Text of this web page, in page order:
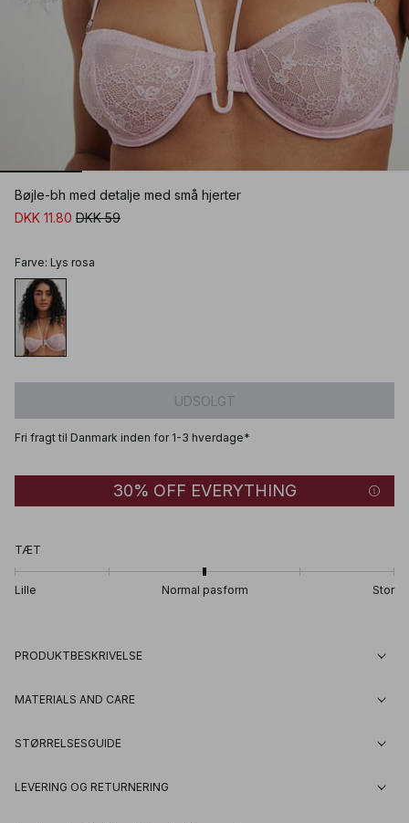
Bøjle-bh med detalje med små hjerter
DKK 11.80 DKK 59
Farve: Lys rosa
UDSOLGT
Fri fragt til Danmark inden for 1-3 hverdage*
30% OFF EVERYTHING
TÆT
Lille Normal pasform Stor
PRODUKTBESKRIVELSE
MATERIALS AND CARE
STØRRELSESGUIDE
LEVERING OG RETURNERING